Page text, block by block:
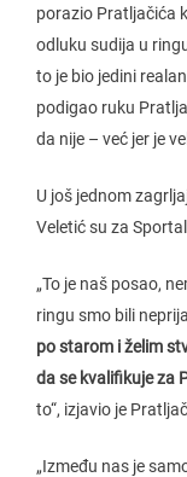
porazio Pratljačića
odluku sudija u
to je bio jedini
podigao ruku
da nije – već jer je
U još jednom
Veletić su za
„To je naš posao,
ringu smo bili
po starom i želim
da se kvalifikuje za
to“, izjavio je
„Između nas je